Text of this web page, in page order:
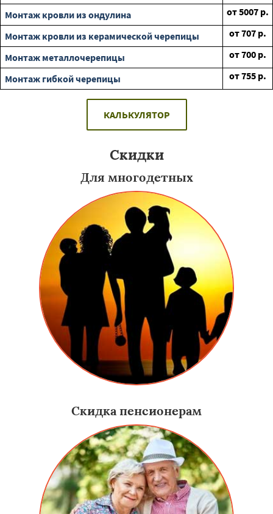
Монтаж кровли из ондулина от5007 р.
Монтаж кровли из керамической черепицы
от707 р.
Монтаж металлочерепицы
от700 р.
Монтаж гибкой черепицы
от755 р.
КАЛЬКУЛЯТОР
Скидки
Для многодетных
Скидка пенсионерам